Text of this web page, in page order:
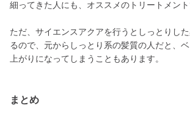
細ってきた人にも、オススメのトリートメント
ただ、サイエンスアクアを行うとしっとりし
るので、元からしっとり系の髪質の人だと、
上がりになってしまうこともあります。
まとめ